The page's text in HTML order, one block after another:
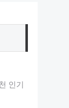
인기